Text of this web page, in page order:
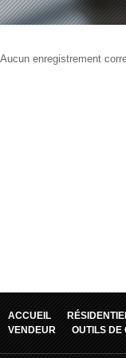
Aucun enregistrement
ACCUEIL
VENDEUR
OUTILS DE